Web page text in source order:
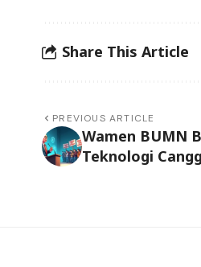
Share This Article
PREVIOUS ARTICLE
Wamen BUMN
Teknologi